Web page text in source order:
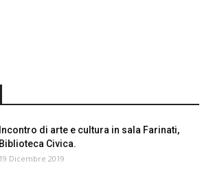
Incontro di arte e cultura in sala Farinati,
Biblioteca Civica.
19 Dicembre 2019